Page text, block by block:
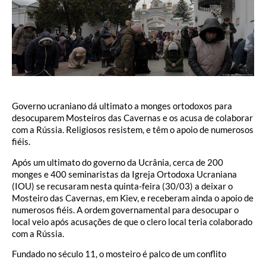
Governo ucraniano dá ultimato a monges ortodoxos para
desocuparem Mosteiros das Cavernas e os acusa de colaborar
com a Rússia. Religiosos resistem, e têm o apoio de numerosos
fiéis.
Após um ultimato do governo da Ucrânia, cerca de 200
monges e 400 seminaristas da Igreja Ortodoxa Ucraniana
(IOU) se recusaram nesta quinta-feira (30/03) a deixar o
Mosteiro das Cavernas, em Kiev, e receberam ainda o apoio de
numerosos fiéis. A ordem governamental para desocupar o
local veio após acusações de que o clero local teria colaborado
com a Rússia.
Fundado no século 11, o mosteiro é palco de um conflito